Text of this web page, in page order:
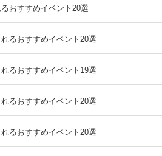
おすすめイベント20選
るおすすめイベント20選
るおすすめイベント19選
るおすすめイベント20選
るおすすめイベント20選